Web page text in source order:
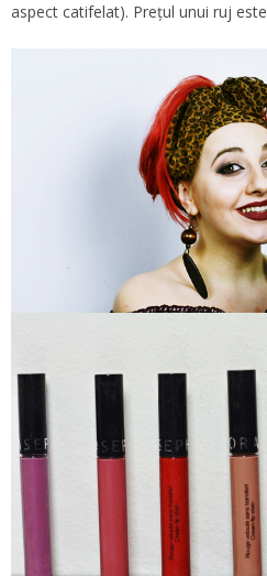
aspect catifelat). Prețul unui ruj este